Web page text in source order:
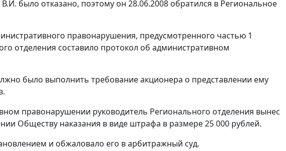
было отказано, поэтому он 28.06.2008 обратился в Региональное
правонарушения, предусмотренного частью 1
отделения составило протокол об административном
было выполнить требование акционера о представлении ему
правонарушении руководитель Регионального отделения вынес
Обществу наказания в виде штрафа в размере 25 000 рублей.
и обжаловало его в арбитражный суд.